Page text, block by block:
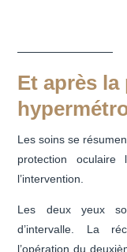
Et après la
Les soins se
protection
l’intervention.
Les deux yeux
d’intervalle. La
l’opération du